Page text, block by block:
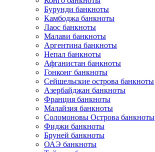
Бурунди банкноты
Камбоджа банкноты
Лаос банкноты
Малави банкноты
Аргентина банкноты
Непал банкноты
Афганистан банкноты
Гонконг банкноты
Сейшельские острова банкноты
Азербайджан банкноты
Франция банкноты
Малайзия банкноты
Соломоновы Острова банкноты
Фиджи банкноты
Бруней банкноты
ОАЭ банкноты